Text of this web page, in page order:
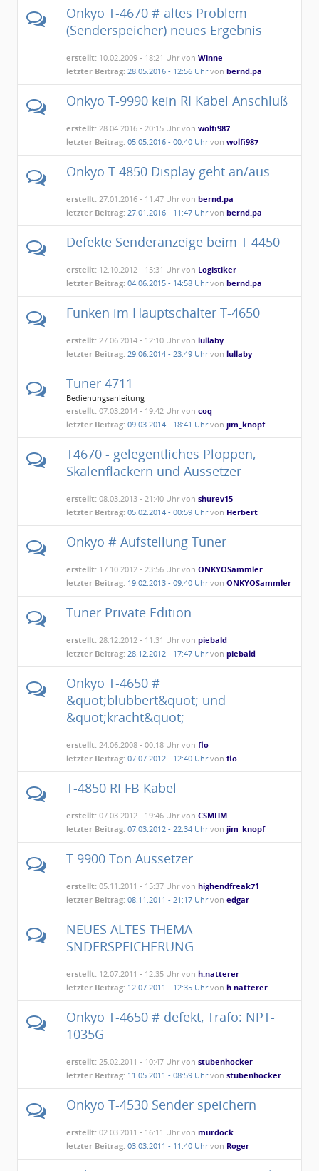
Onkyo T-4670 # altes Problem
(Senderspeicher) neues Ergebnis
erstellt: 10.02.2009 - 18:21 Uhr vonWinne
letzter Beitrag: 28.05.2016 - 12:56 Uhrvonbernd.pa
Onkyo T-9990 kein RI Kabel Anschluß
erstellt: 28.04.2016 - 20:15 Uhr vonwolfi987
letzter Beitrag: 05.05.2016 - 00:40 Uhrvonwolfi987
Onkyo T 4850 Display geht an/aus
erstellt: 27.01.2016 - 11:47 Uhr vonbernd.pa
letzter Beitrag: 27.01.2016 - 11:47 Uhrvonbernd.pa
Defekte Senderanzeige beim T 4450
erstellt: 12.10.2012 - 15:31 Uhr von Logistiker
letzter Beitrag: 04.06.2015 - 14:58 Uhrvonbernd.pa
Funken im Hauptschalter T-4650
erstellt: 27.06.2014 - 12:10 Uhr vonlullaby
letzter Beitrag: 29.06.2014 - 23:49 Uhrvonlullaby
Tuner 4711
Bedienungsanleitung
erstellt: 07.03.2014 - 19:42 Uhr voncoq
letzter Beitrag: 09.03.2014 - 18:41 Uhrvonjim_knopf
T4670 - gelegentliches Ploppen,
Skalenflackern und Aussetzer
erstellt: 08.03.2013 - 21:40 Uhr vonshurev15
letzter Beitrag: 05.02.2014 - 00:59 Uhrvon Herbert
Onkyo # Aufstellung Tuner
erstellt: 17.10.2012 - 23:56 Uhr vonONKYOSammler
letzter Beitrag: 19.02.2013 - 09:40 UhrvonONKYOSammler
Tuner Private Edition
erstellt: 28.12.2012 - 11:31 Uhr vonpiebald
letzter Beitrag: 28.12.2012 - 17:47 Uhrvonpiebald
Onkyo T-4650 #
&quot;blubbert&quot; und
&quot;kracht&quot;
erstellt: 24.06.2008 - 00:18 Uhr vonflo
letzter Beitrag: 07.07.2012 - 12:40 Uhrvonflo
T-4850 RI FB Kabel
erstellt: 07.03.2012 - 19:46 Uhr vonCSMHM
letzter Beitrag: 07.03.2012 - 22:34 Uhrvonjim_knopf
T 9900 Ton Aussetzer
erstellt: 05.11.2011 - 15:37 Uhr vonhighendfreak71
letzter Beitrag: 08.11.2011 - 21:17 Uhrvonedgar
NEUES ALTES THEMA-
SNDERSPEICHERUNG
erstellt: 12.07.2011 - 12:35 Uhr vonh.natterer
letzter Beitrag: 12.07.2011 - 12:35 Uhrvonh.natterer
Onkyo T-4650 # defekt, Trafo: NPT-
1035G
erstellt: 25.02.2011 - 10:47 Uhr vonstubenhocker
letzter Beitrag: 11.05.2011 - 08:59 Uhrvonstubenhocker
Onkyo T-4530 Sender speichern
erstellt: 02.03.2011 - 16:11 Uhr vonmurdock
letzter Beitrag: 03.03.2011 - 11:40 Uhrvon Roger